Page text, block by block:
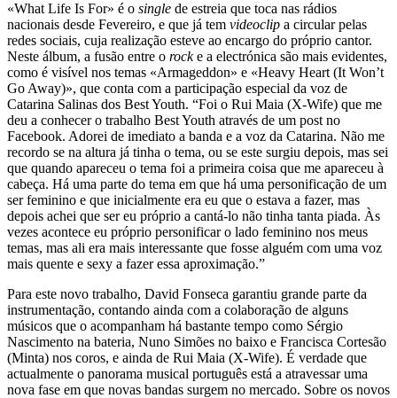
«What Life Is For» é o single de estreia que toca nas rádios
nacionais desde Fevereiro, e que já tem videoclip a circular pelas
redes sociais, cuja realização esteve ao encargo do próprio cantor.
Neste álbum, a fusão entre o rocke a electrónica são mais evidentes,
como é visível nos temas «Armageddon» e «Heavy Heart (It Won’t
Go Away)», que conta com a participação especial da voz de
Catarina Salinas dos Best Youth. “Foi o Rui Maia (X-Wife) que me
deu a conhecer o trabalho Best Youth através de um post no
Facebook. Adorei de imediato a banda e a voz da Catarina. Não me
recordo se na altura já tinha o tema, ou se este surgiu depois, mas sei
que quando apareceu o tema foi a primeira coisa que me apareceu à
cabeça. Há uma parte do tema em que há uma personificação de um
ser feminino e que inicialmente era eu que o estava a fazer, mas
depois achei que ser eu próprio a cantá-lo não tinha tanta piada. Às
vezes acontece eu próprio personificar o lado feminino nos meus
temas, mas ali era mais interessante que fosse alguém com uma voz
mais quente e sexy a fazer essa aproximação.”
Para este novo trabalho, David Fonseca garantiu grande parte da
instrumentação, contando ainda com a colaboração de alguns
músicos que o acompanham há bastante tempo como Sérgio
Nascimento na bateria, Nuno Simões no baixo e Francisca Cortesão
(Minta) nos coros, e ainda de Rui Maia (X-Wife). É verdade que
actualmente o panorama musical português está a atravessar uma
nova fase em que novas bandas surgem no mercado. Sobre os novos